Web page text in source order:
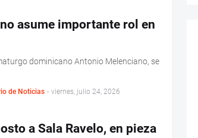
asume importante rol en
dominicano Antonio Melenciano, se
de Noticias - viernes, julio 24, 2026
a Sala Ravelo, en pieza